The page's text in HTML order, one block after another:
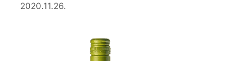
2020.11.26.